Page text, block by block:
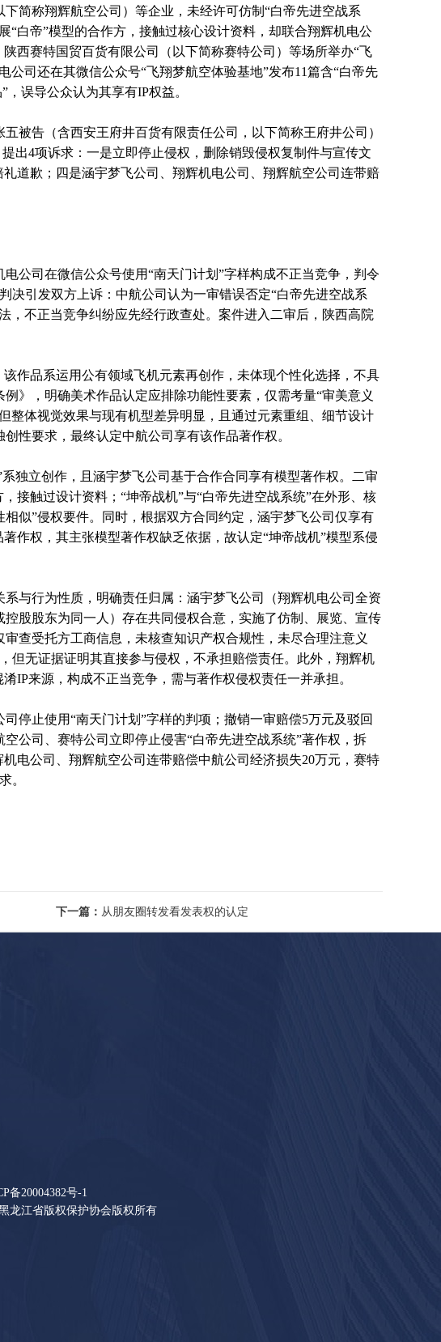
简称翔辉航空公司）等企业，未经许可仿制“白帝先进空战系
白帝”模型的合作方，接触过核心设计资料，却联合翔辉机电公
西赛特国贸百货有限公司（以下简称赛特公司）等场所举办“飞
司还在其微信公众号“飞翔梦航空体验基地”发布11篇含“白帝先
误导公众认为其享有IP权益。
告（含西安王府井百货有限责任公司，以下简称王府井公司）
出4项诉求：一是立即停止侵权，删除销毁侵权复制件与宣传文
道歉；四是涵宇梦飞公司、翔辉机电公司、翔辉航空公司连带赔
司在微信公众号使用“南天门计划”字样构成不正当竞争，判令
决引发双方上诉：中航公司认为一审错误否定“白帝先进空战系
，不正当竞争纠纷应先经行政查处。案件进入二审后，陕西高院
品系运用公有领域飞机元素再创作，未体现个性化选择，不具
》，明确美术作品认定应排除功能性要素，仅需考量“审美意义
整体视觉效果与现有机型差异明显，且通过元素重组、细节设计
性要求，最终认定中航公司享有该作品著作权。
立创作，且涵宇梦飞公司基于合作合同享有模型著作权。二审
接触过设计资料；“坤帝战机”与“白帝先进空战系统”在外形、核
似”侵权要件。同时，根据双方合同约定，涵宇梦飞公司仅享有
作权，其主张模型著作权缺乏依据，故认定“坤帝战机”模型系侵
行为性质，明确责任归属：涵宇梦飞公司（翔辉机电公司全资
股股东为同一人）存在共同侵权合意，实施了仿制、展览、宣传
查受托方工商信息，未核查知识产权合规性，未尽合理注意义
但无证据证明其直接参与侵权，不承担赔偿责任。此外，翔辉机
IP来源，构成不正当竞争，需与著作权侵权责任一并承担。
止使用“南天门计划”字样的判项；撤销一审赔偿5万元及驳回
公司、赛特公司立即停止侵害“白帝先进空战系统”著作权，拆
电公司、翔辉航空公司连带赔偿中航公司经济损失20万元，赛特
。
下一篇： 从朋友圈转发看发表权的认定
备20004382号-1
龙江省版权保护协会版权所有